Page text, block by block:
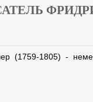
(1759-1805) -